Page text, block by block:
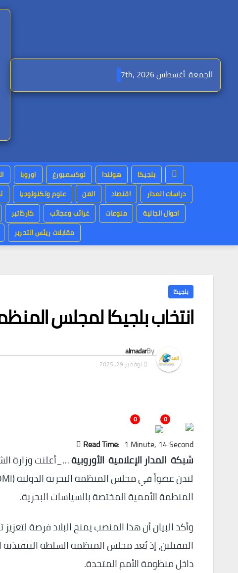
الجمعة. أغسطس 7th, 2026
بلجيكا هولندا لوكسمبورغ اوروبا
دراسات المدار
اقتصاد الفن علوم وتكنولوجيا
احوال الجالية
منوعات غرائب وعجائب كاركاتير
مقابلات ريئس التحرير
بلجيكا
انتخاب بلجيكا لمجلس
By
almadar
نوفمبر 29, 2025
0
0
Read Time: 1 Minute, 14 Second
شبكة المدار الإعلامية الأوروبية…_أعلنت وزارة
المنظمة الأممية المختصة بالسياسات البحرية.
وأكد البيان أن هذا المنصب يمنح البلاد فرصة
المقبلين، إذ يُعد مجلس المنظمة السلطة
داخل منظومة الأمم المتحدة.